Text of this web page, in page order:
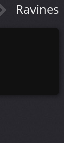
Ravines